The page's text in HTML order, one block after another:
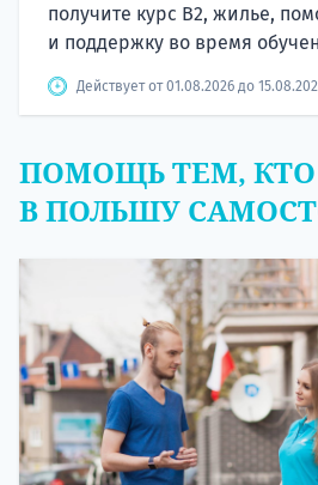
получите курс B2, жилье,
и поддержку во время
Действует от 01.08.2026 до
ПОМОЩЬ ТЕМ,
В ПОЛЬШУ